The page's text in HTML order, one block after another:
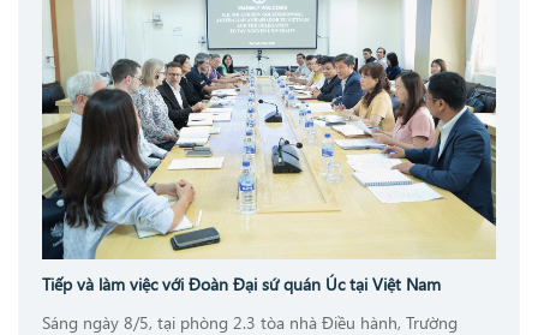
Tiếp và làm việc với Đoàn Đại sứ quán Úc tại Việt Nam
Sáng ngày 8/5, tại phòng 2.3 tòa nhà Điều hành, Trường